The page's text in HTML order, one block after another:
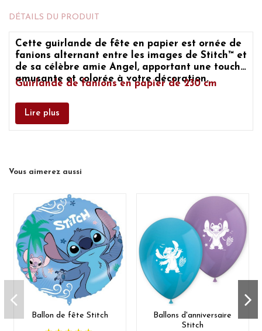
DÉTAILS DU PRODUIT
Cette guirlande de fête en papier est ornée de
fanions alternant entre les images de Stitch™ et
de sa célèbre amie Angel, apportant une touche
amusante et colorée à votre décoration.
Guirlande de fanions en papier de 230 cm
Lire plus
Vous aimerez aussi
Ballon de fête Stitch
Ballons d'anniversaire
Stitch